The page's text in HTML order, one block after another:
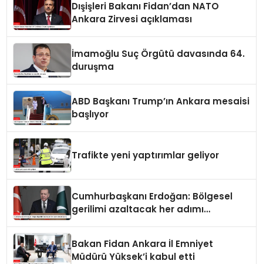
Dışişleri Bakanı Fidan’dan NATO
Ankara Zirvesi açıklaması
İmamoğlu Suç Örgütü davasında 64.
duruşma
ABD Başkanı Trump’ın Ankara mesaisi
başlıyor
Trafikte yeni yaptırımlar geliyor
Cumhurbaşkanı Erdoğan: Bölgesel
gerilimi azaltacak her adımı
Bakan Fidan Ankara İl Emniyet
Müdürü Yüksek’i kabul etti